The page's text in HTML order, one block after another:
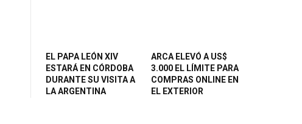
EL PAPA LEÓN XIV
ESTARÁ EN CÓRDOBA
DURANTE SU VISITA A
LA ARGENTINA
ARCA ELEVÓ A US$
3.000 EL LÍMITE PARA
COMPRAS ONLINE EN
EL EXTERIOR